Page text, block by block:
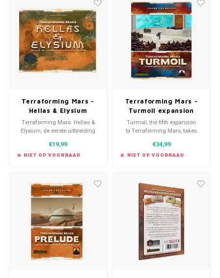
Terraforming Mars -
Hellas & Elysium
uitbreiding (NL)
Terraforming Mars: Hellas &
Elysium, de eerste uitbreiding
Terraforming Mars, bestaat uit
een dubbelzijdig spelbord.
€19,99
NIET OP VOORRAAD
Terraforming Mars -
Turmoil expansion
(EN)
Turmoil, the fifth expansion
to Terraforming Mars, takes
struggle for control and
progress of human society.
€34,99
NIET OP VOORRAAD